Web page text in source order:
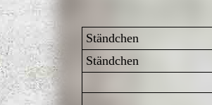
Ständchen
Ständchen